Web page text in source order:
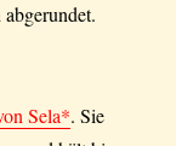
Sela*. Sie